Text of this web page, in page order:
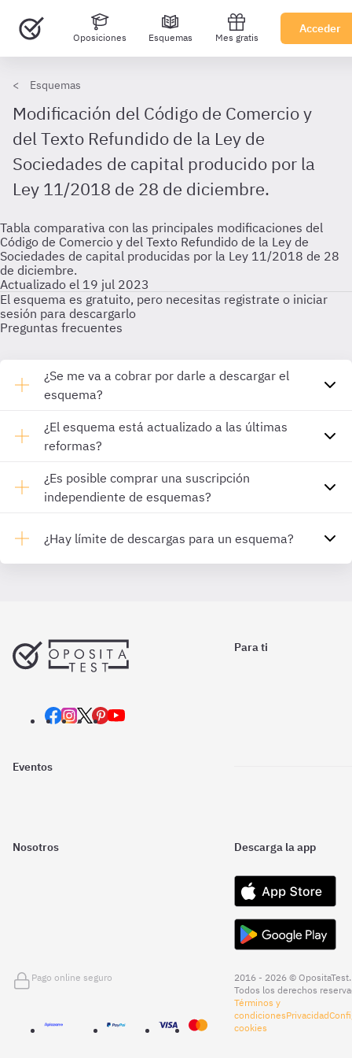
Oposiciones Esquemas Mes gratis
Acceder
Esquemas
Modificación del Código de Comercio y
del Texto Refundido de la Ley de
Sociedades de capital producido por la
Ley 11/2018 de 28 de diciembre.
Tabla comparativa con las principales modificaciones del
Código de Comercio y del Texto Refundido de la Ley de
Sociedades de capital producidas por la Ley 11/2018 de 28
de diciembre.
Actualizado el 19 jul 2023
El esquema es gratuito, pero necesitas registrate o iniciar
sesión para descargarlo
Preguntas frecuentes
¿Se me va a cobrar por darle a descargar el
esquema?
¿El esquema está actualizado a las últimas
reformas?
¿Es posible comprar una suscripción
independiente de esquemas?
¿Hay límite de descargas para un esquema?
Para ti
Eventos
Nosotros Descarga la app
Pago online seguro
2016 - 2026 © OpositaTest.
Todos los derechos
Términos y
condicionesPrivacidad
cookies